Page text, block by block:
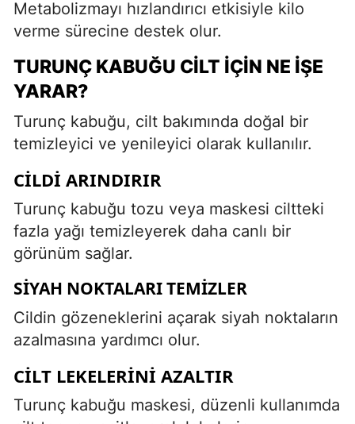
Metabolizmayı hızlandırıcı etkisiyle kilo
verme sürecine destek olur.
TURUNÇ KABUĞU CILT İÇIN NE İŞE
YARAR?
Turunç kabuğu, cilt bakımında doğal bir
temizleyici ve yenileyici olarak kullanılır.
CILDI ARINDIRIR
Turunç kabuğu tozu veya maskesi ciltteki
fazla yağı temizleyerek daha canlı bir
görünüm sağlar.
SIYAH NOKTALARI TEMIZLER
Cildin gözeneklerini açarak siyah noktaların
azalmasına yardımcı olur.
CILT LEKELERINI AZALTIR
Turunç kabuğu maskesi, düzenli kullanımda